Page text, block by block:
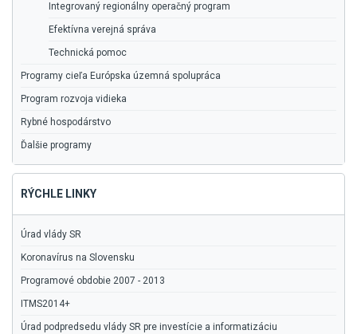
Integrovaný regionálny operačný program
Efektívna verejná správa
Technická pomoc
Programy cieľa Európska územná spolupráca
Program rozvoja vidieka
Rybné hospodárstvo
Ďalšie programy
RÝCHLE LINKY
Úrad vlády SR
Koronavírus na Slovensku
Programové obdobie 2007 - 2013
ITMS2014+
Úrad podpredsedu vlády SR pre investície a informatizáciu